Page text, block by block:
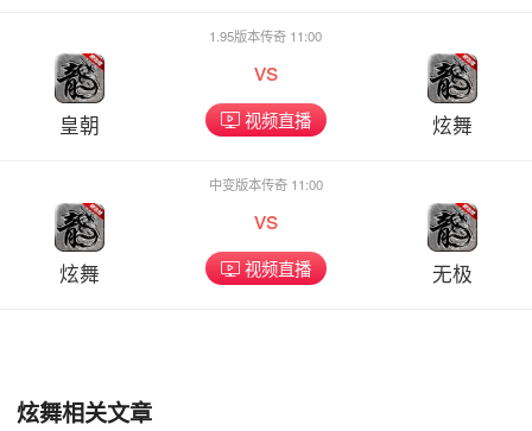
皇朝
1.95版本传奇 11:00
vs
视频直播 炫舞
炫舞
中变版本传奇 11:00
vs
视频直播 无极
炫舞相关文章